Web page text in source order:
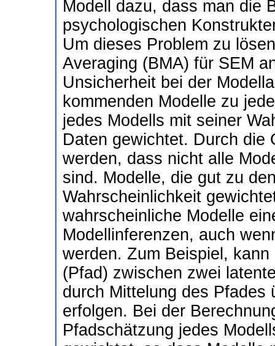
Modell dazu, dass man die
psychologischen
Um dieses Problem zu
Averaging (BMA) für SEM
Unsicherheit bei der
kommenden Modelle zu
jedes Modells mit seiner
Daten gewichtet. Durch die
werden, dass nicht alle
sind. Modelle, die gut zu
Wahrscheinlichkeit
wahrscheinliche Modelle
Modellinferenzen, auch
werden. Zum Beispiel,
(Pfad) zwischen zwei
durch Mittelung des Pfades
erfolgen. Bei der
Pfadschätzung jedes